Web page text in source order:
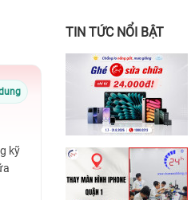
kỹ
TIN TỨC NỔI BẬT